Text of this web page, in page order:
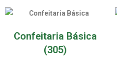
Confeitaria Básica
(305)